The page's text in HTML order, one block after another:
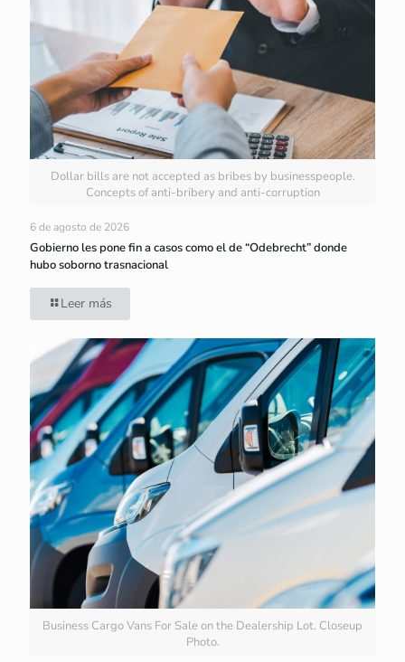
Dollar bills are not accepted as bribes by businesspeople.
Concepts of anti-bribery and anti-corruption
6 de agosto de 2026
Gobierno les pone fin a casos como el de “Odebrecht” donde
hubo soborno trasnacional
Leer más
Business Cargo Vans For Sale on the Dealership Lot. Closeup
Photo.